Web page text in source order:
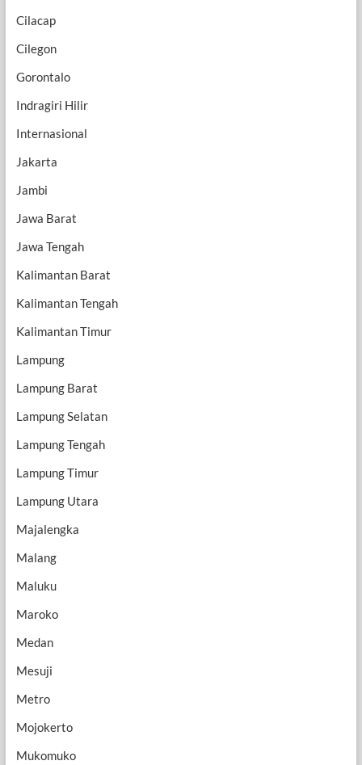
Cilacap
Cilegon
Gorontalo
Indragiri Hilir
Internasional
Jakarta
Jambi
Jawa Barat
Jawa Tengah
Kalimantan Barat
Kalimantan Tengah
Kalimantan Timur
Lampung
Lampung Barat
Lampung Selatan
Lampung Tengah
Lampung Timur
Lampung Utara
Majalengka
Malang
Maluku
Maroko
Medan
Mesuji
Metro
Mojokerto
Mukomuko